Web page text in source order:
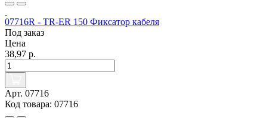
07716R - TR-ER 150 Фиксатор кабеля
Под заказ
Цена
38,97 р.
Арт. 07716
Код товара: 07716